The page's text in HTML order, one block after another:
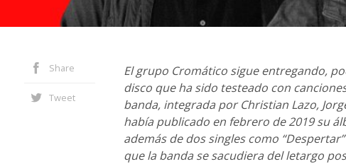
Share
Tweet
El grupo Cromático sigue entregando,
disco que ha sido testeado con
banda, integrada por Christian Lazo,
había publicado en febrero de 2019 su
además de dos singles como
que la banda se sacudiera del letargo